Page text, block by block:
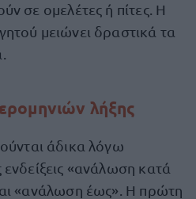
σε ομελέτες ή πίτες. Η
μειώνει δραστικά τα
λήξης
άδικα λόγω
«ανάλωση κατά
«ανάλωση έως». Η πρώτη